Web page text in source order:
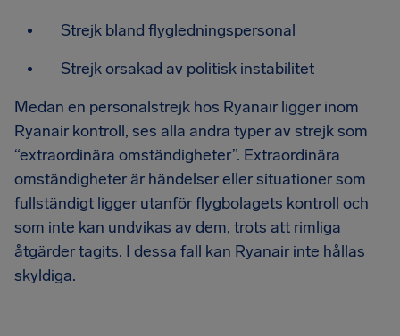
Strejk bland flygledningspersonal
Strejk orsakad av politisk instabilitet
Medan en personalstrejk hos Ryanair ligger inom
Ryanair kontroll, ses alla andra typer av strejk som
“extraordinära omständigheter”. Extraordinära
omständigheter är händelser eller situationer som
fullständigt ligger utanför flygbolagets kontroll och
som inte kan undvikas av dem, trots att rimliga
åtgärder tagits. I dessa fall kan Ryanair inte hållas
skyldiga.